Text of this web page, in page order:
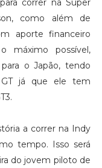
correr na Super
como além de
aporte financeiro
máximo possível,
o Japão, tendo
já que ele tem
a correr na Indy
tempo. Isso será
do jovem piloto de